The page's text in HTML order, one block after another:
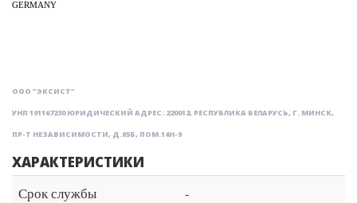
GERMANY
ООО "ЭКСИСТ"
УНП 191167230 ЮРИДИЧЕСКИЙ АДРЕС: 220012, РЕСПУБЛИКА БЕЛАРУСЬ, Г. МИНСК,
ПР-Т НЕЗАВИСИМОСТИ, Д.85Б, ПОМ.14Н-9
ХАРАКТЕРИСТИКИ
Срок службы
-